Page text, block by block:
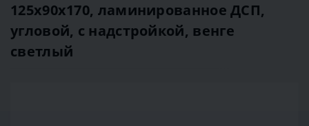
125х90х170, ламинированное ДСП,
угловой, с надстройкой, венге
светлый